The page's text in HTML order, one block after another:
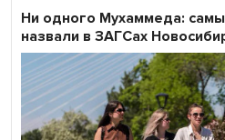
Ни одного Мухаммеда:
назвали в ЗАГСах